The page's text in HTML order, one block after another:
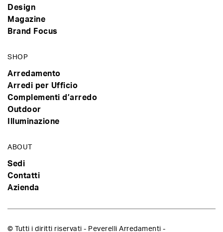
Design
Magazine
Brand Focus
SHOP
Arredamento
Arredi per Ufficio
Complementi d’arredo
Outdoor
Illuminazione
ABOUT
Sedi
Contatti
Azienda
© Tutti i diritti riservati - Peverelli Arredamenti -